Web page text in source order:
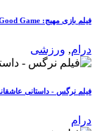
فیلم بازی مهیج: GG Good Game
درام, ورزشی
فیلم نرگس - داستانی
درام